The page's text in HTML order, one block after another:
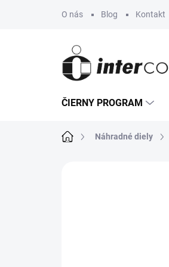
O nás Blog Kontakt
ČIERNY PROGRAM
DomovNáhradné diely